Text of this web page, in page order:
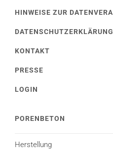
HINWEISE ZUR
DATENSCHUTZERKLÄRUNG
KONTAKT
PRESSE
LOGIN
PORENBETON
Herstellung